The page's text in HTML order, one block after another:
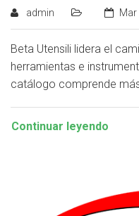
admin Mar
Beta Utensili lidera el
herramientas e
catálogo comprende
Continuar leyendo